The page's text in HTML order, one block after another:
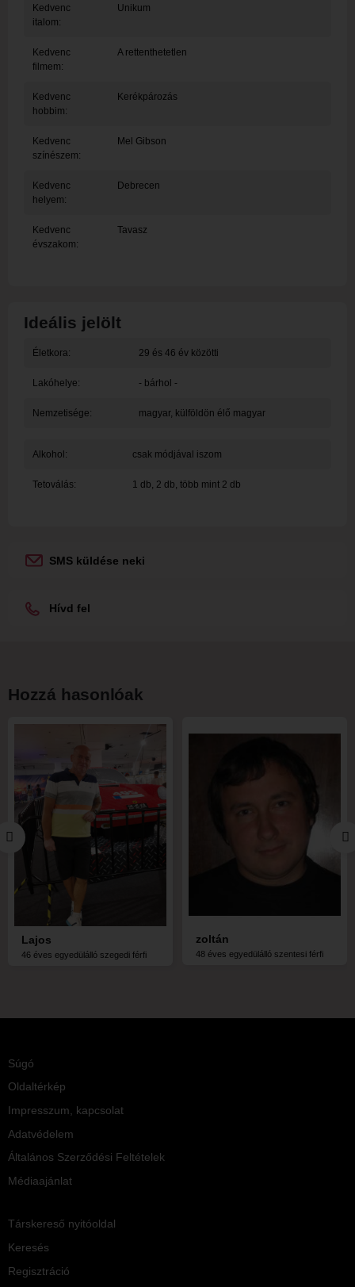
Kedvenc
italom:
Unikum
Kedvenc
filmem:
A rettenthetetlen
Kedvenc
hobbim:
Kerékpározás
Kedvenc
színészem:
Mel Gibson
Kedvenc
helyem:
Debrecen
Kedvenc
évszakom:
Tavasz
Ideális jelölt
Életkora: 29 és 46 év közötti
Lakóhelye: - bárhol -
Nemzetisége: magyar, külföldön élő magyar
Alkohol: csak módjával iszom
Tetoválás: 1 db, 2 db, több mint 2 db
SMS küldése neki
Hívd fel
Hozzá hasonlóak
Lajos
46 éves egyedülálló szegedi férfi
zoltán
48 éves egyedülálló szentesi férfi
Súgó
Oldaltérkép
Impresszum, kapcsolat
Adatvédelem
Általános Szerződési Feltételek
Médiaajánlat
Társkereső nyitóoldal
Keresés
Regisztráció